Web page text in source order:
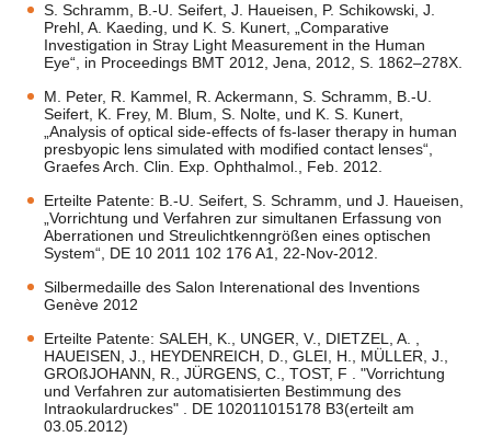
S. Schramm, B.-U. Seifert, J. Haueisen, P. Schikowski, J.
Prehl, A. Kaeding, und K. S. Kunert, „Comparative
Investigation in Stray Light Measurement in the Human
Eye“, in Proceedings BMT 2012, Jena, 2012, S. 1862–278X.
M. Peter, R. Kammel, R. Ackermann, S. Schramm, B.-U.
Seifert, K. Frey, M. Blum, S. Nolte, und K. S. Kunert,
„Analysis of optical side-effects of fs-laser therapy in human
presbyopic lens simulated with modified contact lenses“,
Graefes Arch. Clin. Exp. Ophthalmol., Feb. 2012.
Erteilte Patente: B.-U. Seifert, S. Schramm, und J. Haueisen,
„Vorrichtung und Verfahren zur simultanen Erfassung von
Aberrationen und Streulichtkenngrößen eines optischen
System“, DE 10 2011 102 176 A1, 22-Nov-2012.
Silbermedaille des Salon Interenational des Inventions
Genève 2012
Erteilte Patente: SALEH, K., UNGER, V., DIETZEL, A. ,
HAUEISEN, J., HEYDENREICH, D., GLEI, H., MÜLLER, J.,
GROßJOHANN, R., JÜRGENS, C., TOST, F . "Vorrichtung
und Verfahren zur automatisierten Bestimmung des
Intraokulardruckes" . DE 102011015178 B3(erteilt am
03.05.2012)